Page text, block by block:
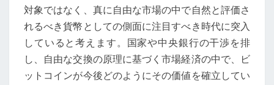
対象ではなく、真に自由な市場の中で自然と評価さ
れるべき貨幣としての側面に注目すべき時代に突入
していると考えます。国家や中央銀行の干渉を排
し、自由な交換の原理に基づく市場経済の中で、ビ
ットコインが今後どのようにその価値を確立してい